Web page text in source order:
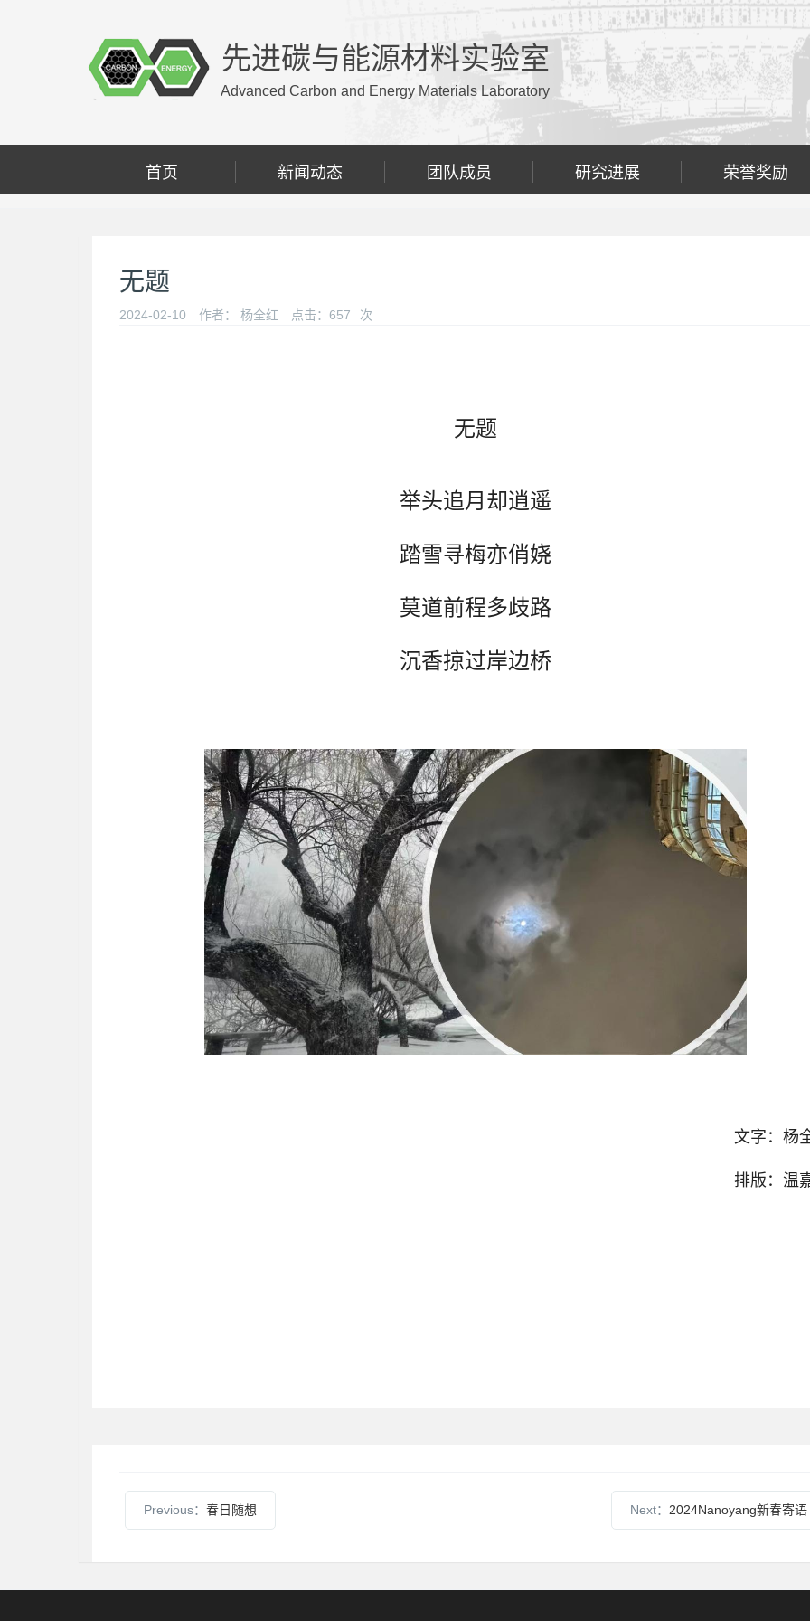
先进碳与能源材料实验室
Advanced Carbon and Energy Materials Laboratory
首页 新闻动态 团队成员 研究进展 荣誉奖励
无题
2024-02-10 作者： 杨全红 点击： 657 次
无题
举头追月却逍遥
踏雪寻梅亦俏娆
莫道前程多歧路
沉香掠过岸边桥
文字：杨
排版：温
Previous： 春日随想 Next： 2024Nanoyang新春寄语